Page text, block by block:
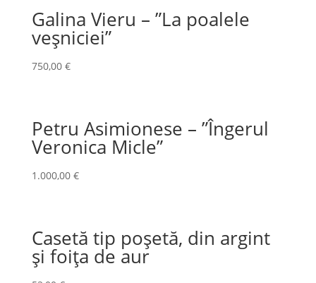
Galina Vieru – ”La poalele
veșniciei”
750,00 €
Petru Asimionese – ”Îngerul
Veronica Micle”
1.000,00 €
Casetă tip poșetă, din argint
și foița de aur